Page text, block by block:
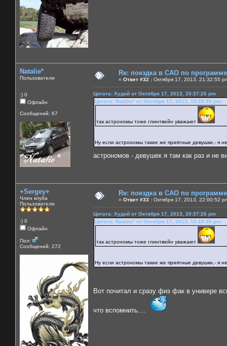
Natalie*
Пользователи
:) 0
Офлайн
Сообщений: 67
Re: поездка в САО по
« Ответ #32 : Октября 17, 2013, 21:32:55
Цитата: Худой от Октября 17, 2013, 20:37:26 pm
Цитата: Natalie* от Октября 17, 2013, 19:28:35 pm
так астрономы тоже глинтвейн уважают
Ну если астрономы такие же приятные девушки,- я
астрономов - девушек я там как раз и не
+Sergey+
Член клуба
Пользователи
:) 0
Офлайн
Пол:
Сообщений: 272
Re: поездка в САО по
« Ответ #33 : Октября 17, 2013, 22:00:52
Цитата: Худой от Октября 17, 2013, 20:37:26 pm
Цитата: Natalie* от Октября 17, 2013, 19:28:35 pm
так астрономы тоже глинтвейн уважают
Ну если астрономы такие же приятные девушки,- я
Вот почитал и сразу физ фак в универе
что вспомнить....